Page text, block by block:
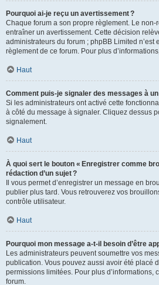
Pourquoi ai-je reçu un avertissement ?
Chaque forum a son propre règlement. Le non-
entraîner un avertissement. Cette décision
administrateurs du forum ; phpBB Limited n’est
règlement de ce forum. Pour plus
Haut
Comment puis-je signaler des messages à
Si les administrateurs ont activé cette
à côté du message à signaler. Cliquez dessus
signalement.
Haut
À quoi sert le bouton « Enregistrer comme
rédaction d’un sujet ?
Il vous permet d’enregistrer un message en
publier plus tard. Vous retrouverez vos
contrôle utilisateur.
Haut
Pourquoi mon message a-t-il besoin d’être
Les administrateurs peuvent soumettre vos
publication. Vous pouvez aussi avoir été placé
permissions limitées. Pour plus d’informations,
forum.